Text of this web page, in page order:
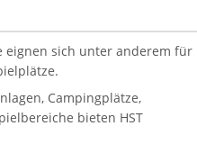
eignen sich unter anderem für
Campingplätze,
bieten HST